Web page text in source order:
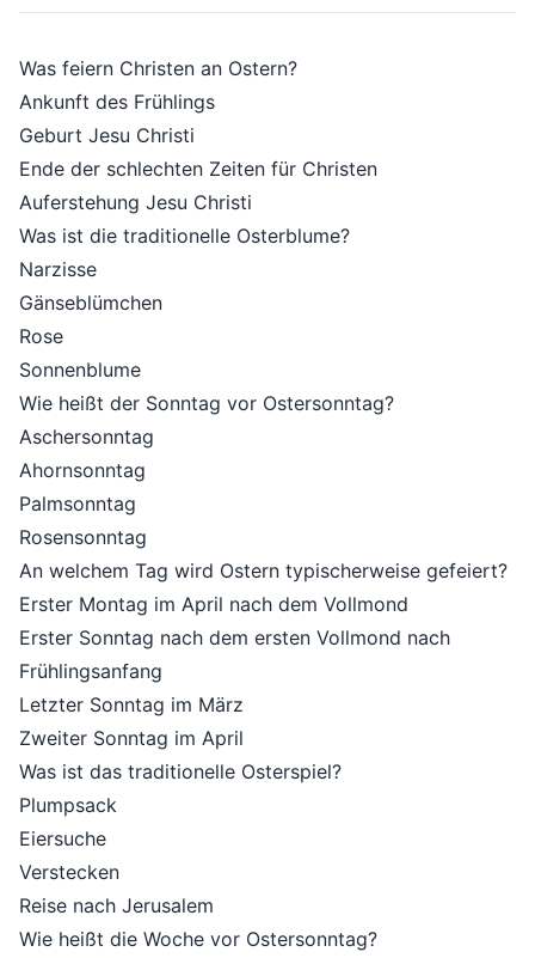
Was feiern Christen an Ostern?
Ankunft des Frühlings
Geburt Jesu Christi
Ende der schlechten Zeiten für Christen
Auferstehung Jesu Christi
Was ist die traditionelle Osterblume?
Narzisse
Gänseblümchen
Rose
Sonnenblume
Wie heißt der Sonntag vor Ostersonntag?
Aschersonntag
Ahornsonntag
Palmsonntag
Rosensonntag
An welchem Tag wird Ostern typischerweise gefeiert?
Erster Montag im April nach dem Vollmond
Erster Sonntag nach dem ersten Vollmond nach
Frühlingsanfang
Letzter Sonntag im März
Zweiter Sonntag im April
Was ist das traditionelle Osterspiel?
Plumpsack
Eiersuche
Verstecken
Reise nach Jerusalem
Wie heißt die Woche vor Ostersonntag?